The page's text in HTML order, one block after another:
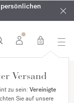
Ihrer Bestellung*
bis zum
persönlichen
0
Versand
zu sein: Vereinigte
Sie auf unsere